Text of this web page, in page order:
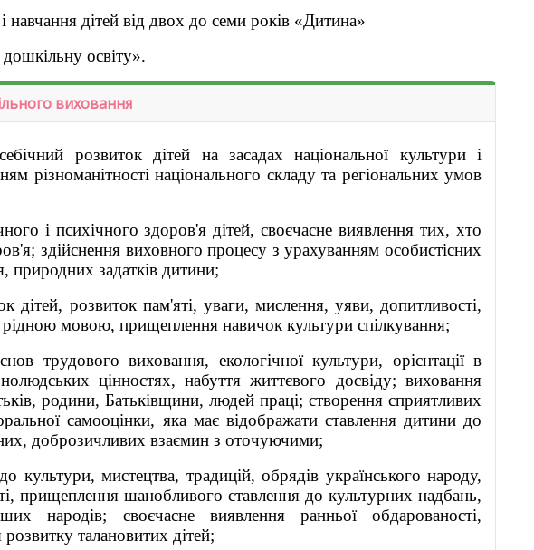
дітей від двох до семи років «Дитина»
освіту».
виховання
розвиток дітей на засадах національної культури і
різноманітності національного складу та регіональних умов
і психічного здоров'я дітей, своєчасне виявлення тих, хто
здійснення виховного процесу з урахуванням особистісних
природних задатків дитини;
дітей, розвиток пам'яті, уваги, мислення, уяви, допитливості,
рідною мовою, прищеплення навичок культури спілкування;
трудового виховання, екологічної культури, орієнтації в
цінностях, набуття життєвого досвіду; виховання
родини, Батьківщини, людей праці; створення сприятливих
самооцінки, яка має відображати ставлення дитини до
доброзичливих взаємин з оточуючими;
культури, мистецтва, традицій, обрядів українського народу,
прищеплення шанобливого ставлення до культурних надбань,
народів; своєчасне виявлення ранньої обдарованості,
талановитих дітей;